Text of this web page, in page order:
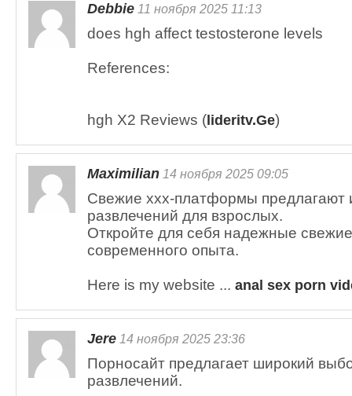
Debbie 11 ноября 2025 11:13
does hgh affect testosterone levels
References:
hgh X2 Reviews ( lideritv.Ge)
Maximilian 14 ноября 2025 09:05
Свежие xxx-платформы предлагают
развлечений для взрослых.
Откройте для себя надежные
современного опыта.
Here is my website ... anal sex porn
Jere 14 ноября 2025 23:36
Порносайт предлагает широкий
развлечений.